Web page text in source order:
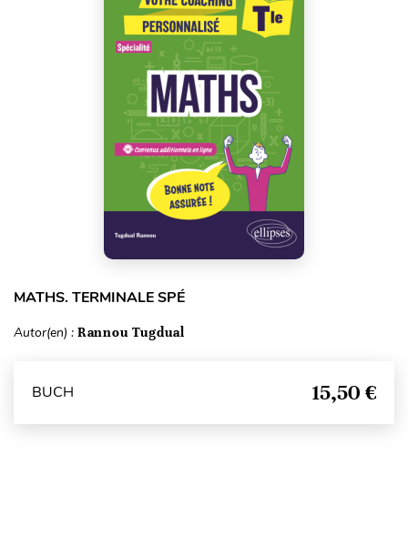
MATHS. TERMINALE SPÉ
Autor(en) : Rannou Tugdual
BUCH 15,50 €